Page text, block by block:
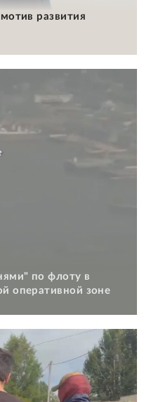
развития
по флоту в
оперативной зоне